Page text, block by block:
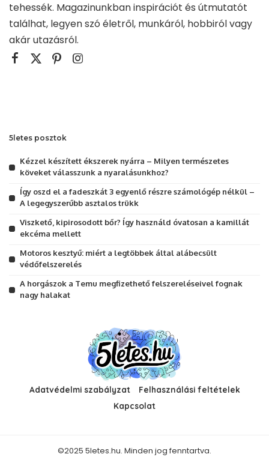
tehessék. Magazinunkban inspirációt és útmutatót
találhat, legyen szó életről, munkáról, hobbiról vagy
akár utazásról.
5letes posztok
Kézzel készített ékszerek nyárra – Milyen természetes
köveket válasszunk a nyaralásunkhoz?
Így oszd el a fadeszkát 3 egyenlő részre számológép nélkül –
A legegyszerűbb asztalos trükk
Viszkető, kipirosodott bőr? Így használd óvatosan a kamillát
ekcéma mellett
Motoros kesztyű: miért a legtöbbek által alábecsült
védőfelszerelés
A horgászok a Temu megfizethető felszereléseivel fognak
nagy halakat
Adatvédelmi szabályzat
Felhasználási feltételek
Kapcsolat
©2025 5letes.hu. Minden jog fenntartva.